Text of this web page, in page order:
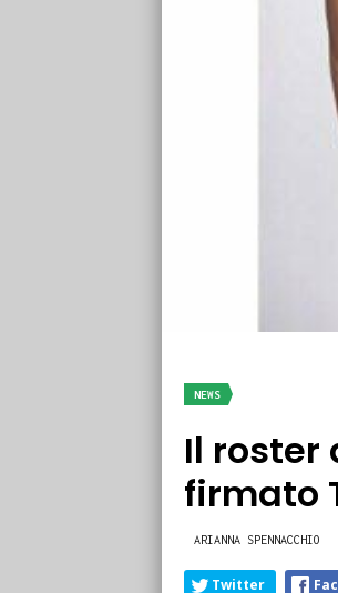
NEWS
Il roster
firmato
ARIANNA SPENNACCHIO
Twitter